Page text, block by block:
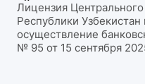
Лицензия
Республики Узбекистан
осуществление
№ 95 от 15 сентября